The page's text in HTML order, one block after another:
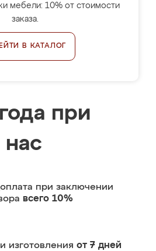
мебели: 10% от стоимости
заказа.
В КАТАЛОГ
при
нас
при заключении
всего 10%
изготовления от 7 дней